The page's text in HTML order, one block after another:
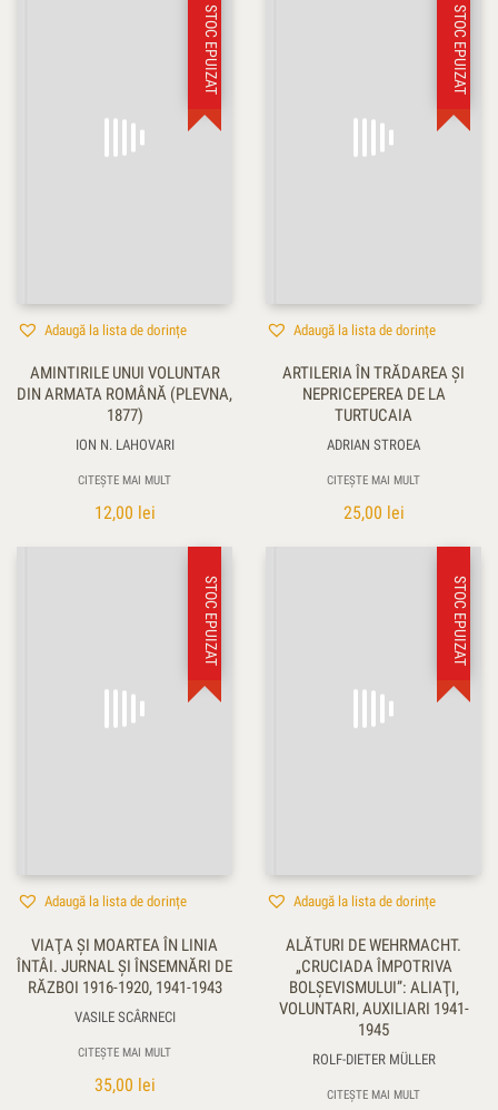
STOC EPUIZAT
Adaugă la lista de dorințe
AMINTIRILE UNUI VOLUNTAR
DIN ARMATA ROMÂNĂ (PLEVNA,
1877)
ION N. LAHOVARI
CITEȘTE MAI MULT
12,00 lei
STOC EPUIZAT
Adaugă la lista de dorințe
ARTILERIA ÎN TRĂDAREA ȘI
NEPRICEPEREA DE LA
TURTUCAIA
ADRIAN STROEA
CITEȘTE MAI MULT
25,00 lei
STOC EPUIZAT
Adaugă la lista de dorințe
VIAŢA ŞI MOARTEA ÎN LINIA
ÎNTÂI. JURNAL ŞI ÎNSEMNĂRI DE
RĂZBOI 1916-1920, 1941-1943
VASILE SCÂRNECI
CITEȘTE MAI MULT
35,00 lei
STOC EPUIZAT
Adaugă la lista de dorințe
ALĂTURI DE WEHRMACHT.
„CRUCIADA ÎMPOTRIVA
BOLŞEVISMULUI”: ALIAŢI,
VOLUNTARI, AUXILIARI 1941-
1945
ROLF-DIETER MÜLLER
CITEȘTE MAI MULT